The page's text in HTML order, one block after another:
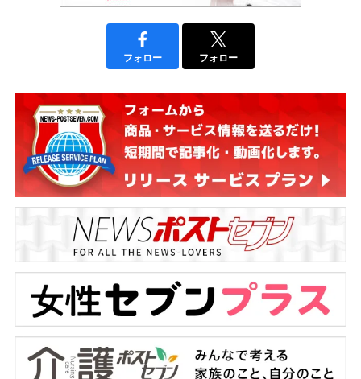
フォロー フォロー